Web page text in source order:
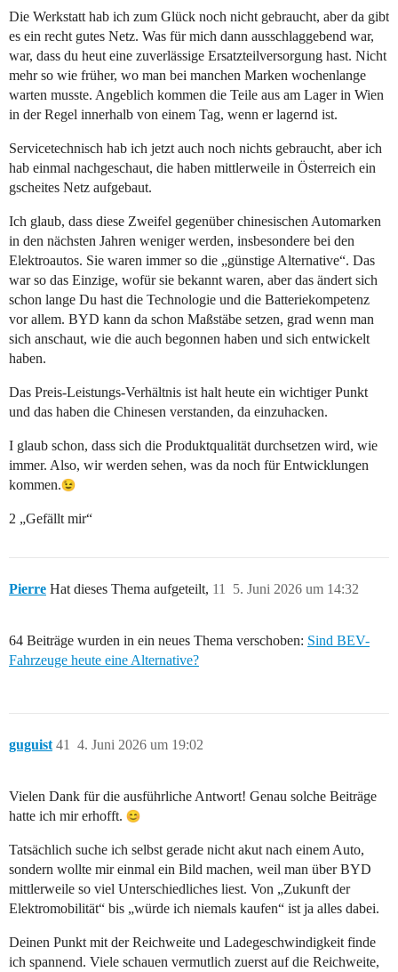
Die Werkstatt hab ich zum Glück noch nicht gebraucht, aber da gibt
es ein recht gutes Netz. Was für mich dann ausschlaggebend war,
war, dass du heut eine zuverlässige Ersatzteilversorgung hast. Nicht
mehr so wie früher, wo man bei manchen Marken wochenlange
warten musste. Angeblich kommen die Teile aus am Lager in Wien
in der Regel innerhalb von einem Tag, wenn er lagernd ist.
Servicetechnisch hab ich jetzt auch noch nichts gebraucht, aber ich
hab einmal nachgeschaut, die haben mittlerweile in Österreich ein
gscheites Netz aufgebaut.
Ich glaub, dass diese Zweifel gegenüber chinesischen Automarken
in den nächsten Jahren weniger werden, insbesondere bei den
Elektroautos. Sie waren immer so die „günstige Alternative“. Das
war so das Einzige, wofür sie bekannt waren, aber das ändert sich
schon lange Du hast die Technologie und die Batteriekompetenz
vor allem. BYD kann da schon Maßstäbe setzen, grad wenn man
sich anschaut, wie die auch begonnen haben und sich entwickelt
haben.
Das Preis-Leistungs-Verhältnis ist halt heute ein wichtiger Punkt
und das haben die Chinesen verstanden, da einzuhacken.
I glaub schon, dass sich die Produktqualität durchsetzen wird, wie
immer. Also, wir werden sehen, was da noch für Entwicklungen
kommen.
2 „Gefällt mir“
Pierre Hat dieses Thema aufgeteilt, 5. Juni 2026 um 14:32
11
64 Beiträge wurden in ein neues Thema verschoben: Sind BEV-
Fahrzeuge heute eine Alternative?
guguist 4. Juni 2026 um 19:02
41
Vielen Dank für die ausführliche Antwort! Genau solche Beiträge
hatte ich mir erhofft.
Tatsächlich suche ich selbst gerade nicht akut nach einem Auto,
sondern wollte mir einmal ein Bild machen, weil man über BYD
mittlerweile so viel Unterschiedliches liest. Von „Zukunft der
Elektromobilität“ bis „würde ich niemals kaufen“ ist ja alles dabei.
Deinen Punkt mit der Reichweite und Ladegeschwindigkeit finde
ich spannend. Viele schauen vermutlich zuerst auf die Reichweite,